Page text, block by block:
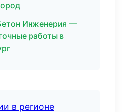
Инженерия —
работы в
в регионе